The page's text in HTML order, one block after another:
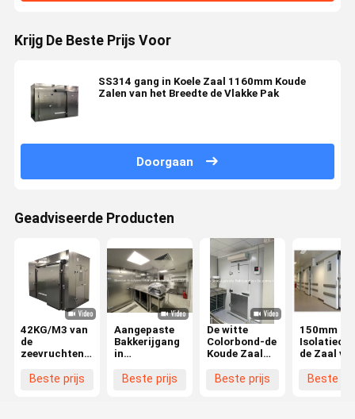
Krijg De Beste Prijs Voor
SS314 gang in Koele Zaal 1160mm Koude
Zalen van het Breedte de Vlakke Pak
Doorgaan
Geadviseerde Producten
42KG/M3 van
de
zeevruchtenkoude
Diepvriezer
Beste prijs
Aangepaste
Bakkerijgang
in
Geprefabriceerde
Beste prijs
De witte
Colorbond-de
Koude Zaal
Staalkoeling
Beste prijs
150mm
de Zaal
Beste